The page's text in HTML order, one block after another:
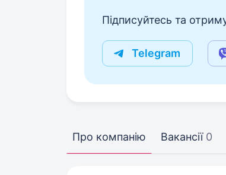
Підписуйтесь та
Telegram
Про компанію Вакансії 0